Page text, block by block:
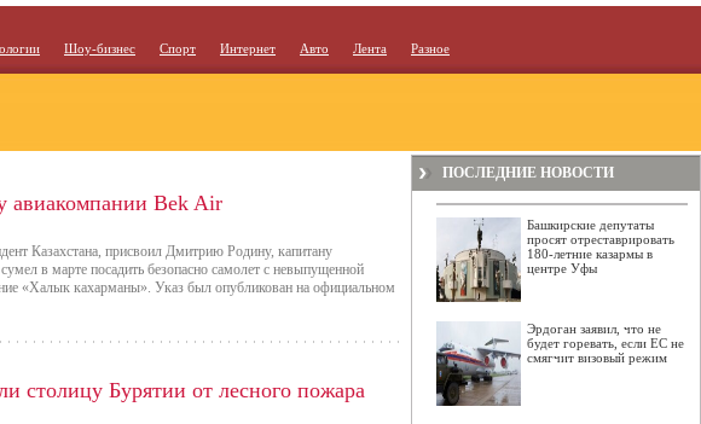
Шоу-бизнес Спорт Интернет Авто Лента Разное
авиакомпании Bek Air
Казахстана, присвоил Дмитрию Родину, капитану
в марте посадить безопасно самолет с невыпущенной
«Халык кахарманы». Указ был опубликован на официальном
столицу Бурятии от лесного пожара
ПОСЛЕДНИЕ НОВОСТИ
Башкирские депутаты
просят отреставрировать
180-летние казармы в
центре Уфы
Эрдоган заявил, что не
будет горевать, если ЕС не
смягчит визовый режим